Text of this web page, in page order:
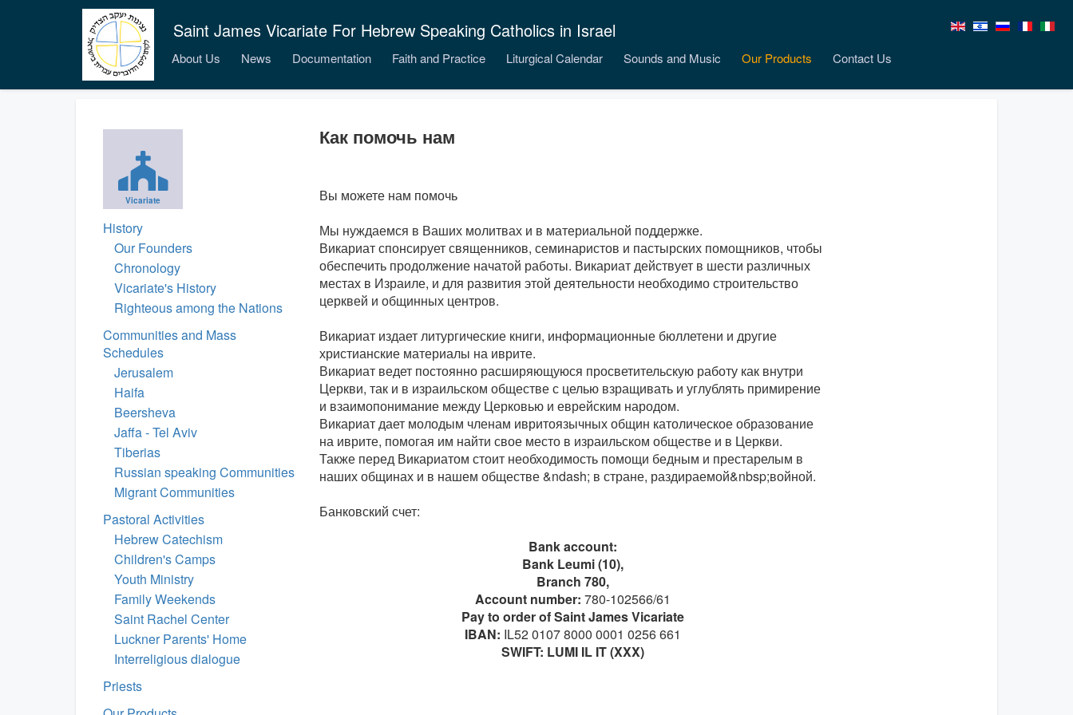
Saint James Vicariate For Hebrew Speaking Catholics in Israel
About Us News Documentation Faith and Practice Liturgical Calendar Sounds and Music Our Products Contact Us
Vicariate
History
Our Founders
Chronology
Vicariate's History
Righteous among the Nations
Communities and Mass
Schedules
Jerusalem
Haifa
Beersheva
Jaffa - Tel Aviv
Tiberias
Russian speaking Communities
Migrant Communities
Pastoral Activities
Hebrew Catechism
Children's Camps
Youth Ministry
Family Weekends
Saint Rachel Center
Luckner Parents' Home
Interreligious dialogue
Priests
Как помочь нам
Вы можете нам помочь
Мы нуждаемся в Ваших молитвах и в материальной поддержке.
Викариат спонсирует священников, семинаристов и пастырских помощников, чтобы
обеспечить продолжение начатой работы. Викариат действует в шести различных
местах в Израиле, и для развития этой деятельности необходимо строительство
церквей и общинных центров.
Викариат издает литургические книги, информационные бюллетени и другие
христианские материалы на иврите.
Викариат ведет постоянно расширяющуюся просветительскую работу как внутри
Церкви, так и в израильском обществе с целью взращивать и углублять примирение
и взаимопонимание между Церковью и еврейским народом.
Викариат дает молодым членам ивритоязычных общин католическое образование
на иврите, помогая им найти свое место в израильском обществе и в Церкви.
Также перед Викариатом стоит необходимость помощи бедным и престарелым в
наших общинах и в нашем обществе &ndash; в стране, раздираемой&nbsp;войной.
Банковский счет:
Bank account:
Bank Leumi (10),
Branch 780,
Account number:780-102566/61
Pay to order of Saint James Vicariate
IBAN: IL52 0107 8000 0001 0256 661
SWIFT: LUMI IL IT (XXX)